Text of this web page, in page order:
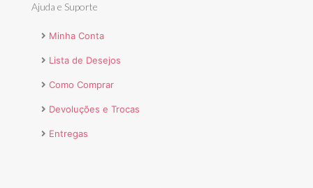
Ajuda e Suporte
Minha Conta
Lista de Desejos
Como Comprar
Devoluções e Trocas
Entregas